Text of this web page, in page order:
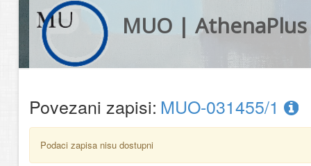
MUO | AthenaPlus
Povezani zapisi: MUO-031455/1
Podaci zapisa nisu dostupni